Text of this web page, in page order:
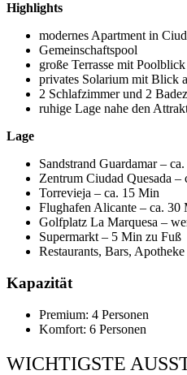
Highlights
modernes Apartment in
Gemeinschaftspool
große Terrasse mit Poolblick
privates Solarium mit Blick
2 Schlafzimmer und 2
ruhige Lage nahe den
Lage
Sandstrand Guardamar –
Zentrum Ciudad Quesada –
Torrevieja – ca. 15 Min
Flughafen Alicante – ca. 30
Golfplatz La Marquesa –
Supermarkt – 5 Min zu Fuß
Restaurants, Bars,
Kapazität
Premium: 4 Personen
Komfort: 6 Personen
WICHTIGSTE